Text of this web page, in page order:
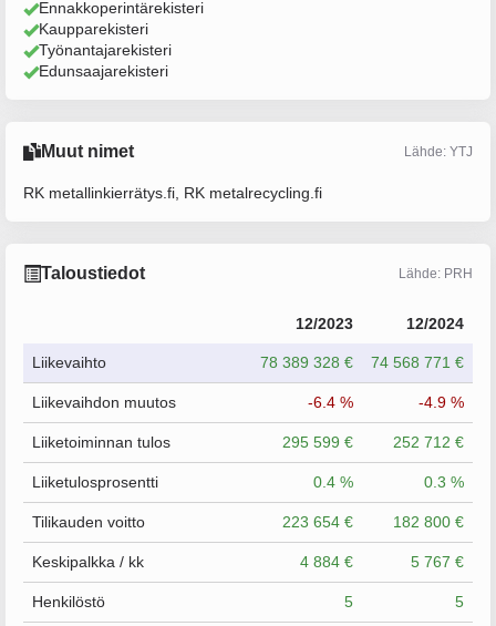
Ennakkoperintärekisteri
Kaupparekisteri
Työnantajarekisteri
Edunsaajarekisteri
Muut nimet Lähde: YTJ
RK metallinkierrätys.fi, RK metalrecycling.fi
Taloustiedot Lähde: PRH
12/2023 12/2024
Liikevaihto 78 389 328 € 74 568 771 €
Liikevaihdon muutos -6.4 % -4.9 %
Liiketoiminnan tulos 295 599 € 252 712 €
Liiketulosprosentti 0.4 % 0.3 %
Tilikauden voitto 223 654 € 182 800 €
Keskipalkka / kk 4 884 € 5 767 €
Henkilöstö 5 5